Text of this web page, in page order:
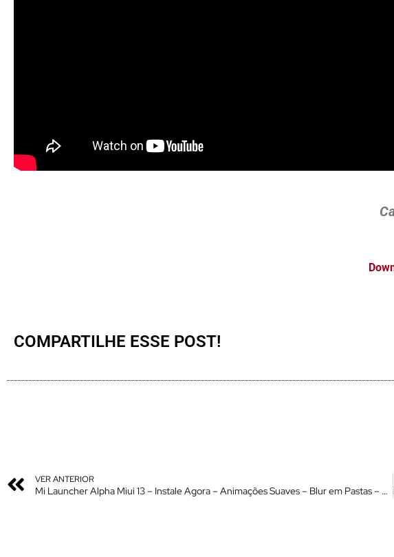
COMPARTILHE ESSE POST!
VER ANTERIOR
Mi Launcher Alpha Miui 13 – Instale Agora – Animações Suaves – Blur em Pastas – Um Foguete